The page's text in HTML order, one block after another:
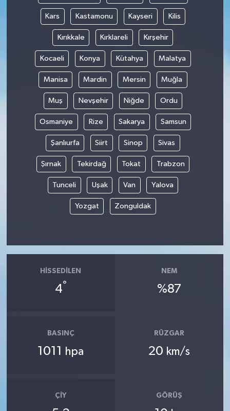
Kars Kastamonu Kayseri Kilis
Kırıkkale Kırklareli Kırşehir
Kocaeli Konya Kütahya Malatya
Manisa Mardin Mersin Muğla
Muş Nevşehir Niğde Ordu
Osmaniye Rize Sakarya Samsun
Şanlıurfa Siirt Sinop Sivas
Şırnak Tekirdağ Tokat Trabzon
Tunceli Uşak Van Yalova
Yozgat Zonguldak
HISSEDILEN
4°
NEM
%87
BASINÇ
1011 hpa
RÜZGAR
20 km/s
ÇIY GÖRÜŞ